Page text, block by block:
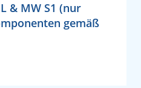
& MW S1 (nur
gemäß